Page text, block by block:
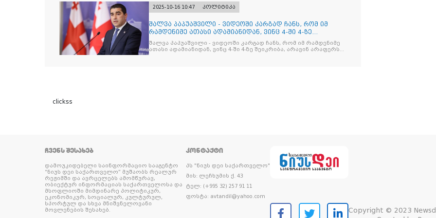
2025-10-16 10:47 პოლიტიკა
შალვა პაპუაშვილი - ვიდეოში კარგად ჩანს, რომ იმ
რამდენიმე ათასი ადამიანიდან, ვინც 4-ში 4-ზე
შეიკრიბა,
შალვა პაპუაშვილი - ვიდეოში კარგად ჩანს, რომ იმ რამდენიმე
ათასი ადამიანიდან, ვინც 4-ში 4-ზე შეიკრიბა, არავინ არაფერს
clickss
ᲩᲕᲔᲜᲡ ᲨᲔᲡᲐᲮᲔᲑ
დამოუკიდებელი საინფორმაციო სააგენტო
“ნიუს დეი საქართველო” მუშაობს რეალურ
რეჟიმში და ავრცელებს ამომწურავ,
ობიექტურ ინფორმაციას საქართველოსა და
მსოფლიოში მიმდინარე პოლიტიკურ,
ეკონომიკურ, სოციალურ, კულტურულ,
სპორტულ და სხვა მნიშვნელოვანი
მოვლენების შესახებ.
ᲙᲝᲜᲢᲐᲥᲢᲘ
პს "ნიუს დეი საქართველო"
მის: ლეჩხუმის ქ. 43
ტელ: (+995 32) 257 91 11
ფოსტა: avtandil@yahoo.com
Copyright © 2023